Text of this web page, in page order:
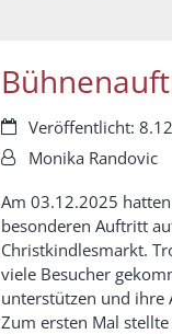
Datum:Veröffentlicht:
Von:Monika Randovic
Am 03.12.2025
besonderen Auftritt
Christkindlesmarkt.
viele Besucher
unterstützen und ihre
Zum ersten Mal